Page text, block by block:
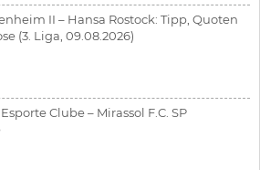
II – Hansa Rostock: Tipp, Quoten
(3. Liga, 09.08.2026)
Clube – Mirassol F.C. SP